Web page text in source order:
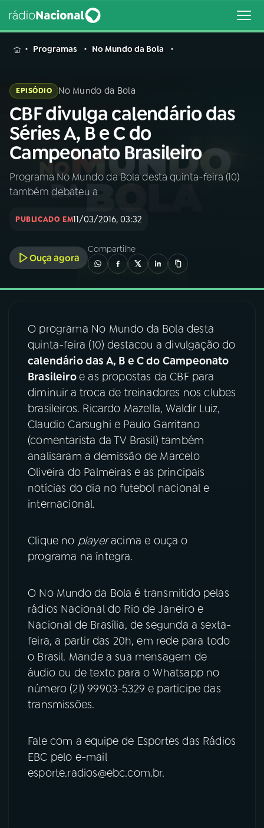
MENU
Buscar
na
Rádio
Nacional
Buscar
AO VIVO
INÍCIO
A RÁDIO
03PROGRAMAÇÃO
04PROGRAMAS
PODCASTS
06VIDEOCASTS
08FESTIVAL DE MÚSICA
TikTok
Programas No Mundo da Bola
EPISÓDIO No Mundo da Bola
CBF divulga calendário das
Séries A, B e C do
Campeonato Brasileiro
Programa No Mundo da Bola desta quinta-feira (10)
também debateu a
PUBLICADO EM11/03/2016, 03:32
Ouça agora
Compartilhe
O programa No Mundo da Bola desta
quinta-feira (10) destacou a divulgação do
calendário das A, B e C do Campeonato
Brasileiroe as propostas da CBF para
diminuir a troca de treinadores nos clubes
brasileiros. Ricardo Mazella, Waldir Luiz,
Claudio Carsughi e Paulo Garritano
(comentarista da TV Brasil) também
analisaram a demissão de Marcelo
Oliveira do Palmeiras e as principais
notícias do dia no futebol nacional e
internacional.
Clique no playeracima e ouça o
programa na íntegra.
O No Mundo da Bola é transmitido pelas
rádios Nacional do Rio de Janeiro e
Nacional de Brasília, de segunda a sexta-
feira, a partir das 20h, em rede para todo
o Brasil. Mande a sua mensagem de
áudio ou de texto para o Whatsapp no
número (21) 99903-5329 e participe das
transmissões.
Fale com a equipe de Esportes das Rádios
EBC pelo e-mail
esporte.radios@ebc.com.br.